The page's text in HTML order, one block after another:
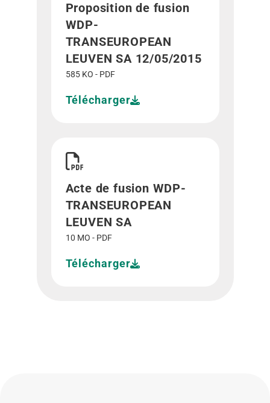
Proposition de fusion
WDP-
TRANSEUROPEAN
LEUVEN SA 12/05/2015
585 KO - PDF
Télécharger
Acte de fusion WDP-
TRANSEUROPEAN
LEUVEN SA
10 MO - PDF
Télécharger